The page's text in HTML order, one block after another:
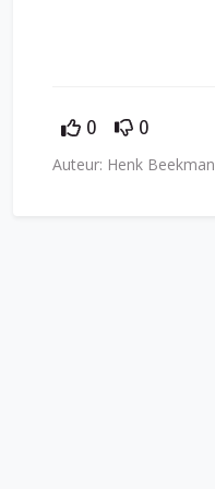
0 0
Auteur: Henk Beekman